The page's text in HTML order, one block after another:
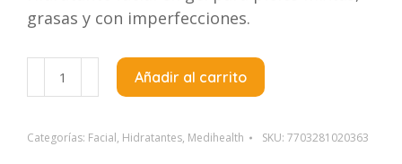
grasas y con imperfecciones.
Medihealth
Acleria
Facial
Añadir al carrito
Categorías: Facial, Hidratantes, Medihealth SKU: 7703281020363